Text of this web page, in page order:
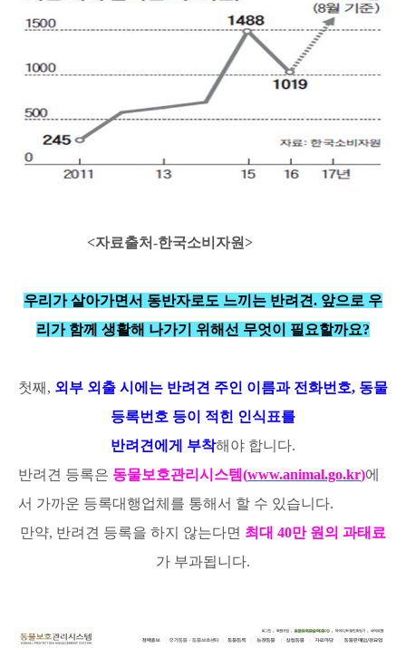
<자료출처-한국소비자원>
우리가 살아가면서 동반자로도 느끼는 반려견. 앞으로 우
리가 함께 생활해 나가기 위해선 무엇이 필요할까요?
첫째, 외부 외출 시에는 반려견 주인 이름과 전화번호, 동물
등록번호 등이 적힌 인식표를
반려견에게 부착해야 합니다.
반려견 등록은 동물보호관리시스템(www.animal.go.kr)에
서 가까운 등록대행업체를 통해서 할 수 있습니다.
만약, 반려견 등록을 하지 않는다면 최대 40만 원의 과태료
가 부과됩니다.